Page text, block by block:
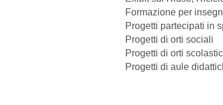
Formazione per
Progetti partecipati in
Progetti di orti sociali
Progetti di orti
Progetti di aule